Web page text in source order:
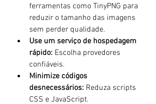
ferramentas como TinyPNG para
reduzir o tamanho das imagens
sem perder qualidade.
Use um serviço de hospedagem
rápido: Escolha provedores
confiáveis.
Minimize códigos
desnecessários: Reduza scripts
CSS e JavaScript.